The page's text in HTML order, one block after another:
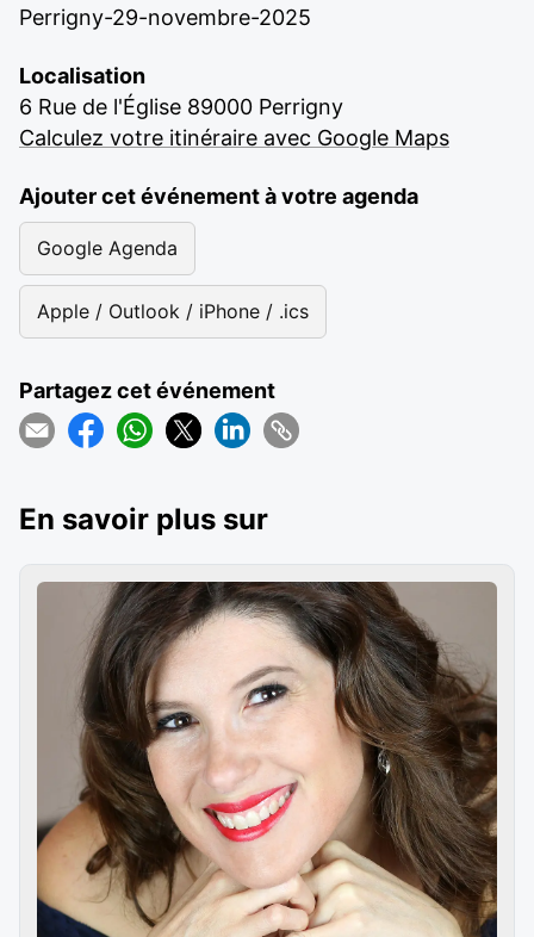
Perrigny-29-novembre-2025
Localisation
6 Rue de l'Église 89000 Perrigny
Calculez votre itinéraire avec Google Maps
Ajouter cet événement à votre agenda
Google Agenda
Apple / Outlook / iPhone / .ics
Partagez cet événement
En savoir plus sur